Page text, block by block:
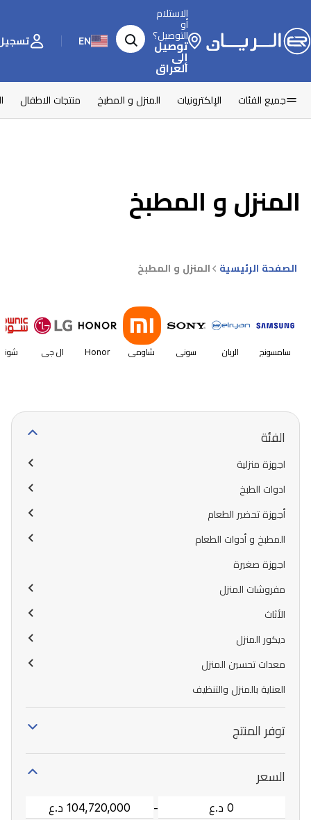
الاستلام
أو
التوصيل؟
توصيل
إلى
العراق
EN تسجيل
جميع الفئات الإلكترونيات المنزل و المطبخ منتجات الاطفال
المنزل و المطبخ
الصفحة الرئيسية المنزل و المطبخ
سامسونج الريان سوني شاومي Honor ال جي
الفئة
اجهزة منزلية
ادوات الطبخ
أجهزة تحضير الطعام
المطبخ و أدوات الطعام
اجهزة صغيرة
مفروشات المنزل
الأثاث
ديكور المنزل
معدات تحسين المنزل
العناية بالمنزل والتنظيف
توفر المنتج
السعر
-